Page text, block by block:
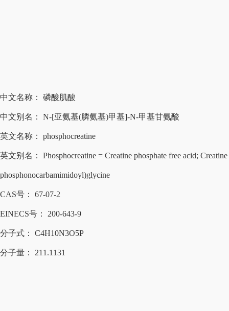
中文名称： 磷酸肌酸
中文别名： N-[亚氨基(膦氨基)甲基]-N-甲基甘氨酸
英文名称： phosphocreatine
英文别名： Phosphocreatine = Creatine phosphate free acid;
phosphonocarbamimidoyl)glycine
CAS号： 67-07-2
EINECS号： 200-643-9
分子式： C4H10N3O5P
分子量： 211.1131